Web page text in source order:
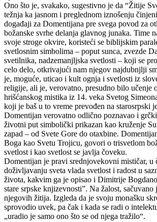
Ono što je, svakako, sugestivno je da “Žitije
težnja ka jasnom i preglednom iznošenju
događaji za Domentijana pre svega povod za
božanske svrhe delanja glavnog junaka. Time
svoje stroge okvire, koristeći se biblijskim
svetlosnim simbolima – poput sunca, zvezde
svetilnika, nadzemanjljska svetlosti – koji se
celo delo, otkrivajući nam njegov najdubnjlji
je, moguće, uticao i kult ognja i svetlosti iz
religije, ali je, verovatno, presudno bilo učenje
hrišćanskog mistika iz 14. veka Svetog
koji je baš u to vreme prevođen na starosrpski
Domentijan verovatno odlično poznavao i
životni put simbolički prikazan kao kruženje
zapad – od Svete Gore do otaxbine.
Boga kao Svetu Trojicu, govori o trisvetlom
svetlost i kao svetlost se javlja čoveku.
Domentijan je pravi srednjovekovni mističar, u
doživljavanju sveta vlada svetlost i radost u
života, kakvim ga je opisao i Dimitrije
stare srpske knjizevnosti”. Na žalost, sačuvano
njegovih žitija. Izgleda da je svoju monašku
sprovodio uvek, pa čak i kada se radi o
„uradio je samo ono što se od njega tražilo“.